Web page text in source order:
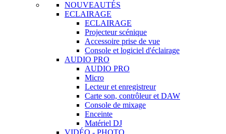
NOUVEAUTÉS
ECLAIRAGE
ECLAIRAGE
Projecteur scénique
Accessoire prise de vue
Console et logiciel d'éclairage
AUDIO PRO
AUDIO PRO
Micro
Lecteur et enregistreur
Carte son, contrôleur et DAW
Console de mixage
Enceinte
Matériel DJ